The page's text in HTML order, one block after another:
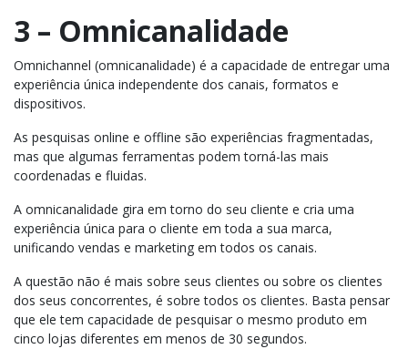
3 – Omnicanalidade
Omnichannel (omnicanalidade) é a capacidade de entregar uma
experiência única independente dos canais, formatos e
dispositivos.
As pesquisas online e offline são experiências fragmentadas,
mas que algumas ferramentas podem torná-las mais
coordenadas e fluidas.
A omnicanalidade gira em torno do seu cliente e cria uma
experiência única para o cliente em toda a sua marca,
unificando vendas e marketing em todos os canais.
A questão não é mais sobre seus clientes ou sobre os clientes
dos seus concorrentes, é sobre todos os clientes. Basta pensar
que ele tem capacidade de pesquisar o mesmo produto em
cinco lojas diferentes em menos de 30 segundos.